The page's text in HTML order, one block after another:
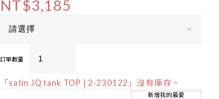
NT$3,185
訂單數量
「satin JQ tank TOP | 2-230122」沒有庫存。
新增我的最愛